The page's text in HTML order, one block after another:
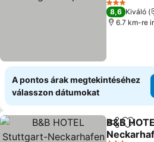
3 Kategória
8,6 Kiváló
6.7 km-re
A pontos árak megtekintéséhez
válasszon dátumokat
Megosztás
B&B